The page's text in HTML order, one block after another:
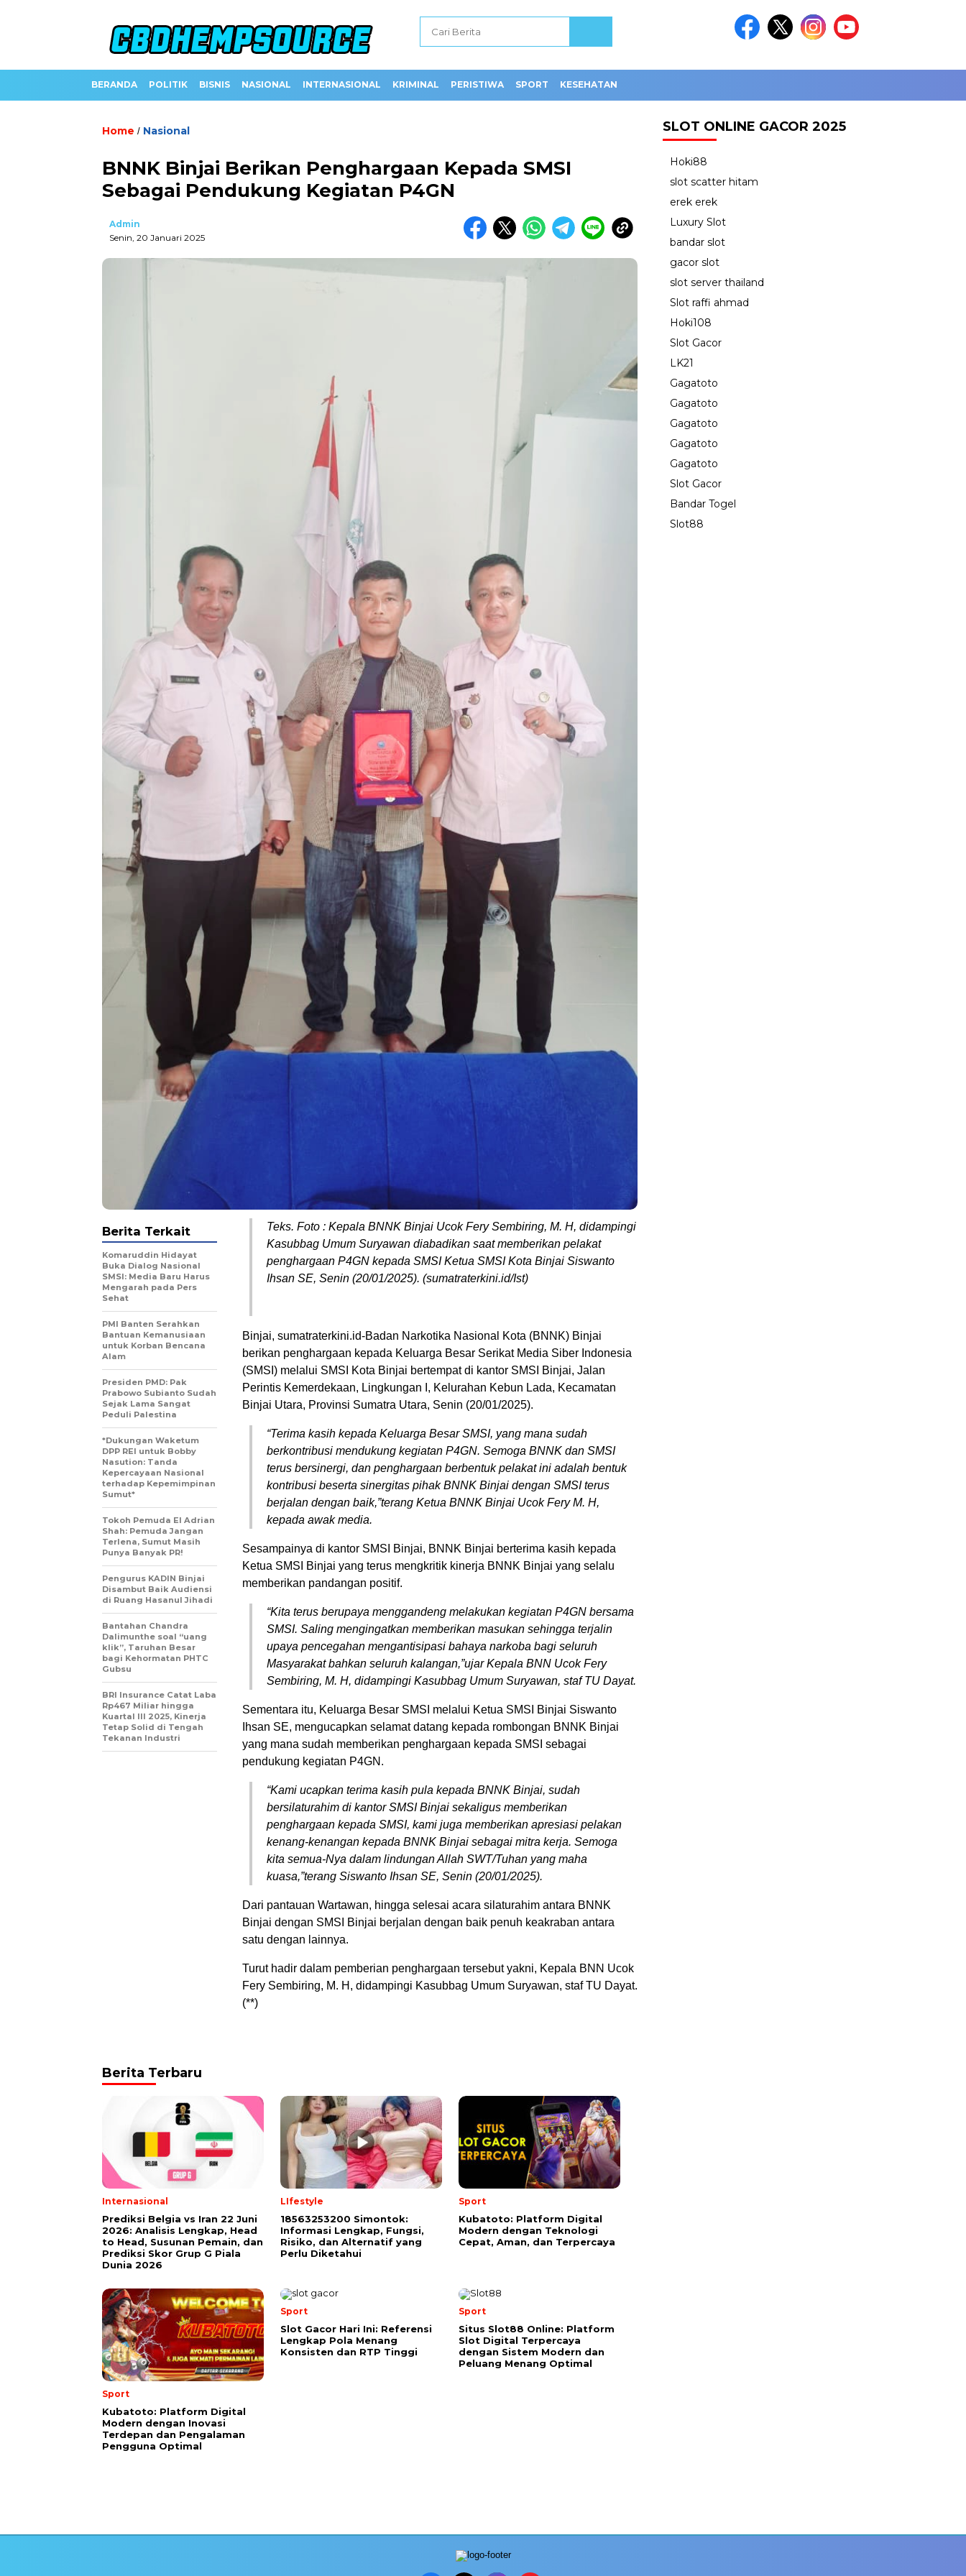
BERANDA POLITIK BISNIS NASIONAL INTERNASIONAL KRIMINAL PERISTIWA SPORT KESEHATAN
Home / Nasional
BNNK Binjai Berikan Penghargaan Kepada SMSI
Sebagai Pendukung Kegiatan P4GN
Admin
Senin, 20 Januari 2025
Teks. Foto : Kepala BNNK Binjai Ucok Fery Sembiring, M. H, didampingi
Kasubbag Umum Suryawan diabadikan saat memberikan pelakat
penghargaan P4GN kepada SMSI Ketua SMSI Kota Binjai Siswanto
Ihsan SE, Senin (20/01/2025). (sumatraterkini.id/Ist)
Binjai, sumatraterkini.id-Badan Narkotika Nasional Kota (BNNK) Binjai
berikan penghargaan kepada Keluarga Besar Serikat Media Siber Indonesia
(SMSI) melalui SMSI Kota Binjai bertempat di kantor SMSI Binjai, Jalan
Perintis Kemerdekaan, Lingkungan I, Kelurahan Kebun Lada, Kecamatan
Binjai Utara, Provinsi Sumatra Utara, Senin (20/01/2025).
“Terima kasih kepada Keluarga Besar SMSI, yang mana sudah
berkontribusi mendukung kegiatan P4GN. Semoga BNNK dan SMSI
terus bersinergi, dan penghargaan berbentuk pelakat ini adalah bentuk
kontribusi beserta sinergitas pihak BNNK Binjai dengan SMSI terus
berjalan dengan baik,”terang Ketua BNNK Binjai Ucok Fery M. H,
kepada awak media.
Sesampainya di kantor SMSI Binjai, BNNK Binjai berterima kasih kepada
Ketua SMSI Binjai yang terus mengkritik kinerja BNNK Binjai yang selalu
memberikan pandangan positif.
“Kita terus berupaya menggandeng melakukan kegiatan P4GN bersama
SMSI. Saling mengingatkan memberikan masukan sehingga terjalin
upaya pencegahan mengantisipasi bahaya narkoba bagi seluruh
Masyarakat bahkan seluruh kalangan,”ujar Kepala BNN Ucok Fery
Sembiring, M. H, didampingi Kasubbag Umum Suryawan, staf TU Dayat.
Sementara itu, Keluarga Besar SMSI melalui Ketua SMSI Binjai Siswanto
Ihsan SE, mengucapkan selamat datang kepada rombongan BNNK Binjai
yang mana sudah memberikan penghargaan kepada SMSI sebagai
pendukung kegiatan P4GN.
“Kami ucapkan terima kasih pula kepada BNNK Binjai, sudah
bersilaturahim di kantor SMSI Binjai sekaligus memberikan
penghargaan kepada SMSI, kami juga memberikan apresiasi pelakan
kenang-kenangan kepada BNNK Binjai sebagai mitra kerja. Semoga
kita semua-Nya dalam lindungan Allah SWT/Tuhan yang maha
kuasa,”terang Siswanto Ihsan SE, Senin (20/01/2025).
Dari pantauan Wartawan, hingga selesai acara silaturahim antara BNNK
Binjai dengan SMSI Binjai berjalan dengan baik penuh keakraban antara
satu dengan lainnya.
Turut hadir dalam pemberian penghargaan tersebut yakni, Kepala BNN Ucok
Fery Sembiring, M. H, didampingi Kasubbag Umum Suryawan, staf TU Dayat.
(**)
Berita Terkait
Komaruddin Hidayat
Buka Dialog Nasional
SMSI: Media Baru Harus
Mengarah pada Pers
Sehat
PMI Banten Serahkan
Bantuan Kemanusiaan
untuk Korban Bencana
Alam
Presiden PMD: Pak
Prabowo Subianto Sudah
Sejak Lama Sangat
Peduli Palestina
*Dukungan Waketum
DPP REI untuk Bobby
Nasution: Tanda
Kepercayaan Nasional
terhadap Kepemimpinan
Sumut*
Tokoh Pemuda El Adrian
Shah: Pemuda Jangan
Terlena, Sumut Masih
Punya Banyak PR!
Pengurus KADIN Binjai
Disambut Baik Audiensi
di Ruang Hasanul Jihadi
Bantahan Chandra
Dalimunthe soal “uang
klik”, Taruhan Besar
bagi Kehormatan PHTC
Gubsu
BRI Insurance Catat Laba
Rp467 Miliar hingga
Kuartal III 2025, Kinerja
Tetap Solid di Tengah
Tekanan Industri
Berita Terbaru
Internasional
Prediksi Belgia vs Iran 22 Juni
2026: Analisis Lengkap, Head
to Head, Susunan Pemain, dan
Prediksi Skor Grup G Piala
Dunia 2026
LIfestyle
18563253200 Simontok:
Informasi Lengkap, Fungsi,
Risiko, dan Alternatif yang
Perlu Diketahui
Sport
Kubatoto: Platform Digital
Modern dengan Teknologi
Cepat, Aman, dan Terpercaya
Sport
Kubatoto: Platform Digital
Modern dengan Inovasi
Terdepan dan Pengalaman
Pengguna Optimal
Sport
Slot Gacor Hari Ini: Referensi
Lengkap Pola Menang
Konsisten dan RTP Tinggi
Sport
Situs Slot88 Online: Platform
Slot Digital Terpercaya
dengan Sistem Modern dan
Peluang Menang Optimal
SLOT ONLINE GACOR 2025
Hoki88
slot scatter hitam
erek erek
Luxury Slot
bandar slot
gacor slot
slot server thailand
Slot raffi ahmad
Hoki108
Slot Gacor
LK21
Gagatoto
Gagatoto
Gagatoto
Gagatoto
Gagatoto
Slot Gacor
Bandar Togel
Slot88